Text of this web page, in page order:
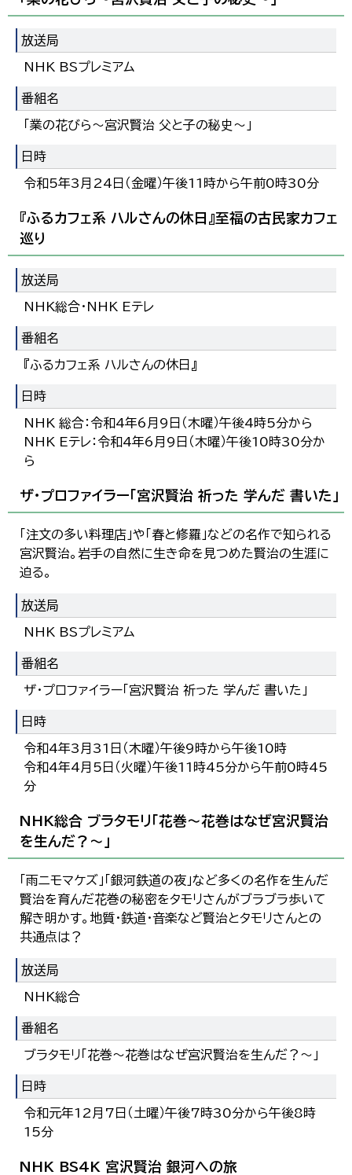
放送局
NHK BSプレミアム
番組名
「業の花びら～宮沢賢治 父と子の秘史～」
日時
令和5年3月24日（金曜）午後11時から午前0時30分
『ふるカフェ系 ハルさんの休日』至福の古民家カフェ
巡り
放送局
NHK総合・NHK Eテレ
番組名
『ふるカフェ系 ハルさんの休日』
日時
NHK 総合：令和4年6月9日（木曜）午後4時5分から
NHK Eテレ：令和4年6月9日（木曜）午後10時30分か
ら
ザ・プロファイラー「宮沢賢治 祈った 学んだ 書いた」
「注文の多い料理店」や「春と修羅」などの名作で知られる
宮沢賢治。岩手の自然に生き命を見つめた賢治の生涯に
迫る。
放送局
NHK BSプレミアム
番組名
ザ・プロファイラー「宮沢賢治 祈った 学んだ 書いた」
日時
令和4年3月31日（木曜）午後9時から午後10時
令和4年4月5日（火曜）午後11時45分から午前0時45
分
NHK総合 ブラタモリ「花巻～花巻はなぜ宮沢賢治
を生んだ？～」
「雨ニモマケズ」「銀河鉄道の夜」など多くの名作を生んだ
賢治を育んだ花巻の秘密をタモリさんがブラブラ歩いて
解き明かす。地質・鉄道・音楽など賢治とタモリさんとの
共通点は？
放送局
NHK総合
番組名
ブラタモリ「花巻～花巻はなぜ宮沢賢治を生んだ？～」
日時
令和元年12月7日（土曜）午後7時30分から午後8時
15分
NHK BS4K 宮沢賢治 銀河への旅